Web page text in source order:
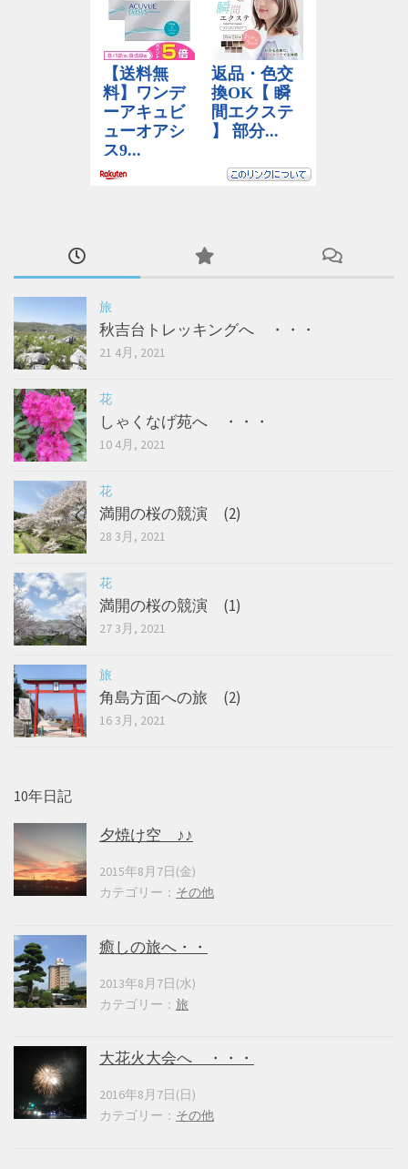
旅
秋吉台トレッキングへ ・・・
21 4月, 2021
花
しゃくなげ苑へ ・・・
10 4月, 2021
花
満開の桜の競演 (2)
28 3月, 2021
花
満開の桜の競演 (1)
27 3月, 2021
旅
角島方面への旅 (2)
16 3月, 2021
10年日記
夕焼け空 ♪♪
2015年8月7日(金)
カテゴリー： その他
癒しの旅へ・・
2013年8月7日(水)
カテゴリー： 旅
大花火大会へ ・・・
2016年8月7日(日)
カテゴリー： その他